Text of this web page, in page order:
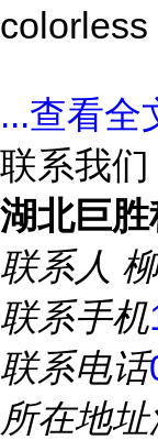
colorless
...查看全
联系我们
湖北巨胜
联系人
联系手机
联系电话
所在地址